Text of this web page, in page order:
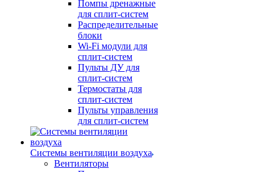
Помпы дренажные
для сплит-систем
Распределительные
блоки
Wi-Fi модули для
сплит-систем
Пульты ДУ для
сплит-систем
Термостаты для
сплит-систем
Пульты управления
для сплит-систем
Системы вентиляции воздуха
Вентиляторы